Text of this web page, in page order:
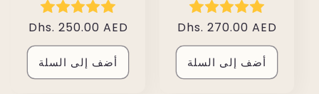
سعر
عادي
Dhs. 250.00 AED
أضف إلى السلة
سعر
عادي
Dhs. 270.00 AED
أضف إلى السلة